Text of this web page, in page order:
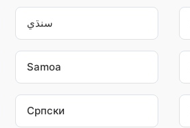
سنڌي
Samoa
Српски